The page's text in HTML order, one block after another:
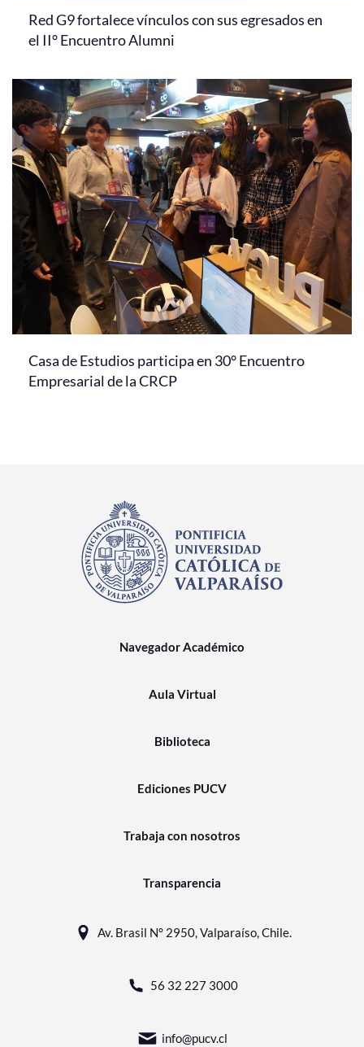
Red G9 fortalece vínculos con sus egresados en
el II° Encuentro Alumni
Casa de Estudios participa en 30° Encuentro
Empresarial de la CRCP
Navegador Académico
Aula Virtual
Biblioteca
Ediciones PUCV
Trabaja con nosotros
Transparencia
Av. Brasil N° 2950, Valparaíso, Chile.
56 32 227 3000
info@pucv.cl